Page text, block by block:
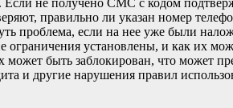
правильно ли указан номер
проблема, если на нее уже были
ограничения установлены, и как их
может быть заблокирован, что может
и другие нарушения правил